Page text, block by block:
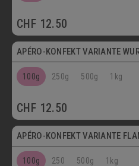
CHF 12.50
APÉRO-KONFEKT VARIANTE
100g 250g 500g 1kg
CHF 12.50
APÉRO-KONFEKT VARIANTE
100g 250 500g 1kg